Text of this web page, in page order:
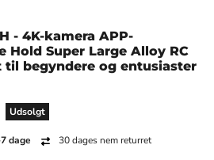
- 4K-kamera APP-
Super Large Alloy RC
begyndere og entusiaster
Udsolgt
pris
dage 30 dages nem returret